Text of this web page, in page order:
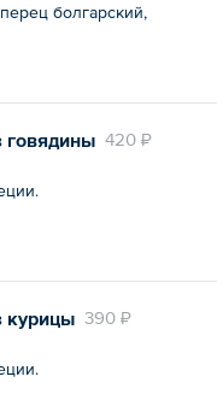
болгарский,
420 ₽
говядины
390 ₽
курицы